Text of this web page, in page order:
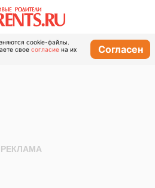
cookie-файлы.
свое согласие на их
Согласен